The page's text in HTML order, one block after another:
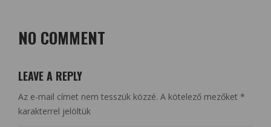
NO COMMENT
LEAVE A REPLY
Az e-mail címet nem tesszük közzé. A kötelező mezőket *
karakterrel jelöltük